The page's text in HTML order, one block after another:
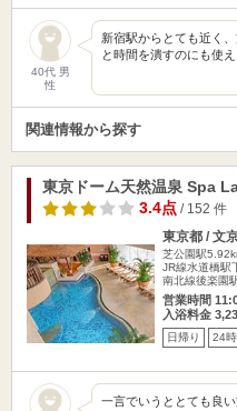
40代 男
性
新宿駅からとても近く
と時間を潰すのにも使え
関連情報から探す
東京ドーム天然温泉 Spa
3.4点/ 152 件
東京都 / 文
芝公園駅
JR線水道橋駅
南北線後楽園
営業時間
入浴料金
日帰り 24
一言でいうととても良